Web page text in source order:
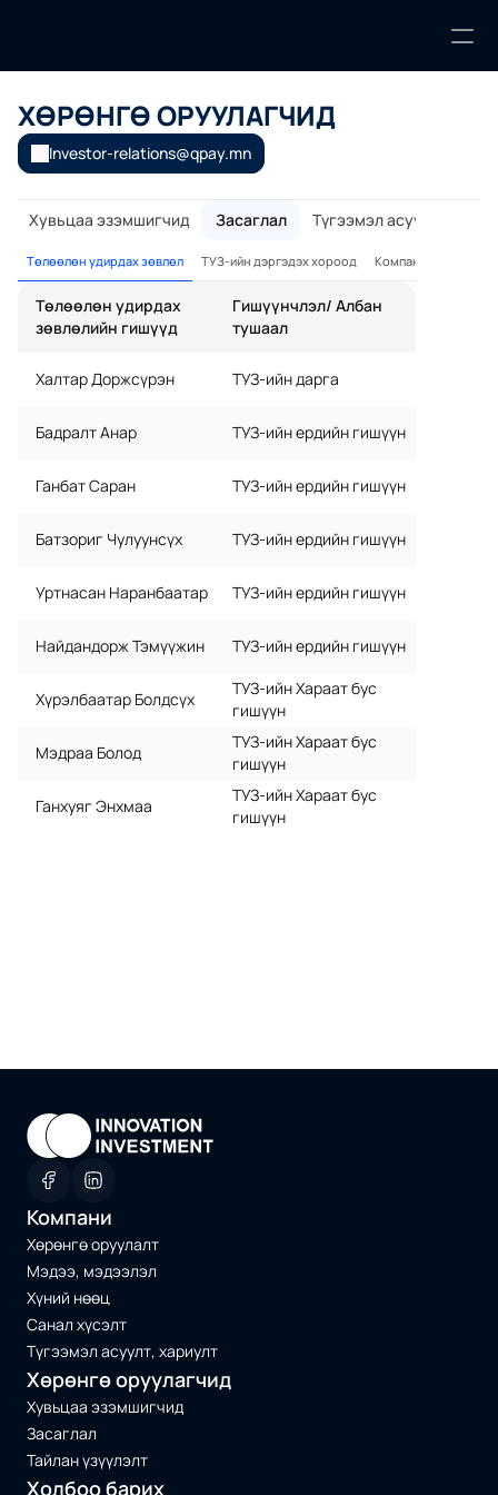
Мэдээ, мэдээлэл
Тайлан үзүүлэлт
БИДНИЙ ТУХАЙ
Компанийн бүтэц
Хөрөнгө оруулалт
Хүний нөөц
Хувьцаа эзэмшигчид
Түгээмэл асуулт хариулт
COMMUNITY
Join
Events
Experts
ХӨРӨНГӨ ОРУУЛАГЧИД
Investor-relations@qpay.mn
Хувьцаа эзэмшигчид Засаглал Түгээмэл асуулт
Төлөөлөн удирдах зөвлөл ТУЗ-ийн дэргэдэх хороод Компанийн
Төлөөлөн удирдах
зөвлөлийн гишүүд
Гишүүнчлэл/ Албан
тушаал
Халтар Доржсүрэн ТУЗ-ийн дарга
Бадралт Анар ТУЗ-ийн ердийн гишүүн
Ганбат Саран ТУЗ-ийн ердийн гишүүн
Уртнасан Наранбаатар ТУЗ-ийн ердийн гишүүн
Батзориг Чулуунсүх ТУЗ-ийн ердийн гишүүн
Найдандорж Тэмүүжин ТУЗ-ийн ердийн гишүүн
Мэдраа Болод
ТУЗ-ийн Хараат бус
гишүүн
Хүрэлбаатар Болдсүх
ТУЗ-ийн Хараат бус
гишүүн
Ганхуяг Энхмаа
ТУЗ-ийн Хараат бус
гишүүн
Компани
Хөрөнгө оруулалт
Мэдээ, мэдээлэл
Хүний нөөц
Санал хүсэлт
Түгээмэл асуулт, хариулт
Хөрөнгө оруулагчид
Хувьцаа эзэмшигчид
Засаглал
Тайлан үзүүлэлт
Холбоо барих